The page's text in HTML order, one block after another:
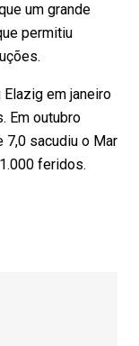
um grande
permitiu
em janeiro
Em outubro
7,0 sacudiu o Mar
feridos.